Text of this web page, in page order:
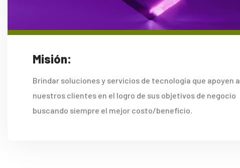
Misión:
Brindar soluciones y servicios de tecnología que apoyen a
nuestros clientes en el logro de sus objetivos de negocio
buscando siempre el mejor costo/beneficio.